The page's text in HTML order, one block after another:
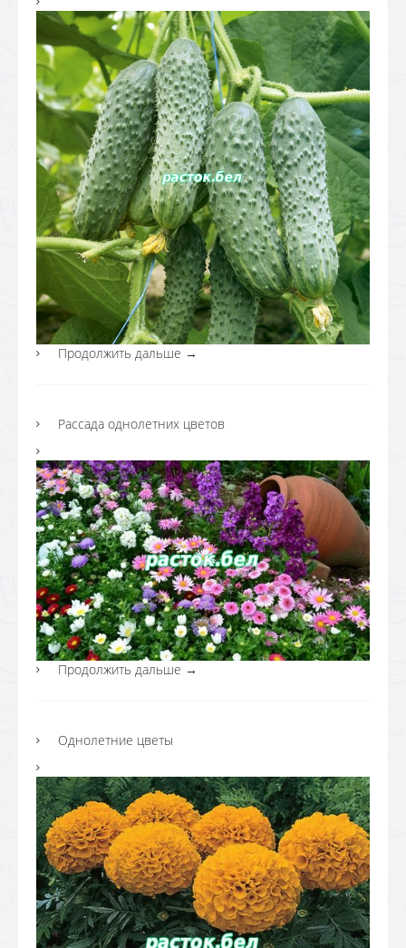
Продолжить дальше →
Рассада однолетних цветов
Продолжить дальше →
Однолетние цветы